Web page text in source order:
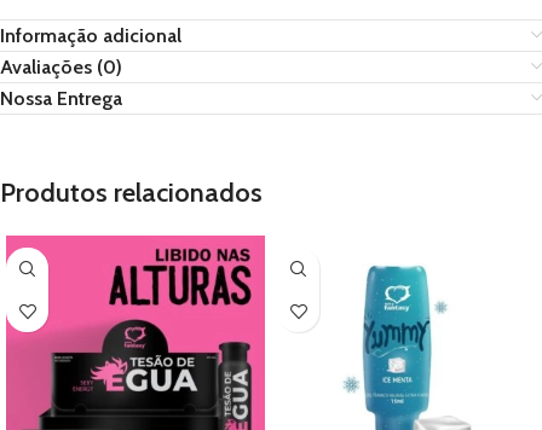
Informação adicional
Avaliações (0)
Nossa Entrega
Produtos relacionados